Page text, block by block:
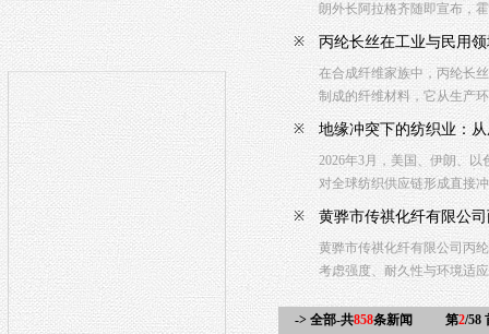
朗外长阿拉格齐随即宣布，
※ 丙纶长丝在工业与民用
在合成纤维家族中，丙纶长
制成的纤维材料，它从生产
※ 地缘冲突下的纺织业：
2026年3月，美国、伊朗、
对全球纺织供应链形成直接
※ 黄骅市传祺化纤有限公
黄骅市传祺化纤有限公司丙
考虑强度、耐久性与环境适
-> 全部-共858条新闻 第2/58